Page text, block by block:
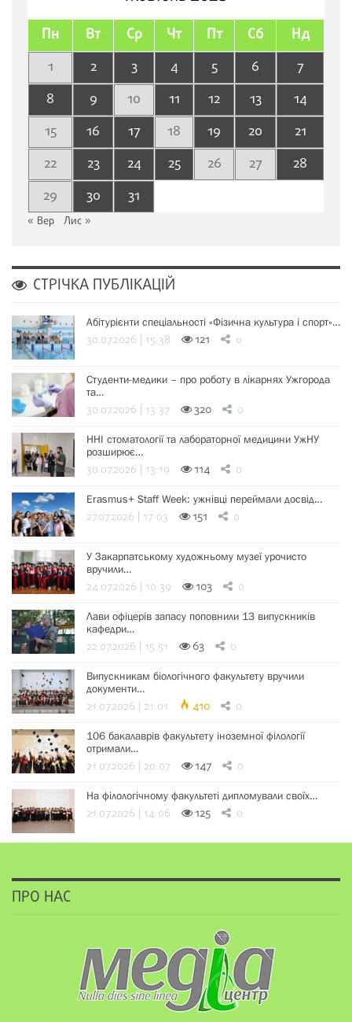
Пн Вт Ср Чт Пт Сб Нд
1 2 3 4 5 6
7
8
9 10 11 12 13
14
15
16 17 18 19 20
21
22
23 24 25 26 27
28
29
30 31
« Вер Лис »
СТРІЧКА ПУБЛІКАЦІЙ
Абітурієнти спеціальності «Фізична культура і спорт»…
30.07.2026 | 15:38 121 0
Студенти-медики – про роботу в лікарнях Ужгорода
та…
30.07.2026 | 13:37 320 0
ННІ стоматології та лабораторної медицини УжНУ
розширює…
30.07.2026 | 13:19 114 0
Erasmus+ Staff Week: ужнівці переймали досвід…
27.07.2026 | 17:03 151 0
У Закарпатському художньому музеї урочисто
вручили…
24.07.2026 | 10:39 103 0
Лави офіцерів запасу поповнили 13 випускників
кафедри…
22.07.2026 | 15:51 63 0
Випускникам біологічного факультету вручили
документи…
21.07.2026 | 21:01 410 0
106 бакалаврів факультету іноземної філології
отримали…
21.07.2026 | 20:07 147 0
На філологічному факультеті дипломували своїх…
21.07.2026 | 14:06 125 0
ПРО НАС